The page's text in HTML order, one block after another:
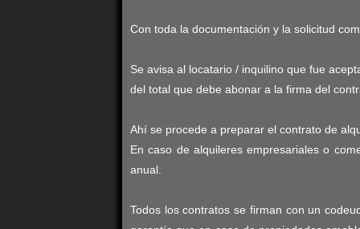
Con toda la documentación y la solicitud
Se avisa al locatario / inquilino que fue
del total que debe abonar a la firma del
Ahí se procede a preparar el contrato de
En caso de alquileres empresariales o
anual.
Todos los contratos se firman con un